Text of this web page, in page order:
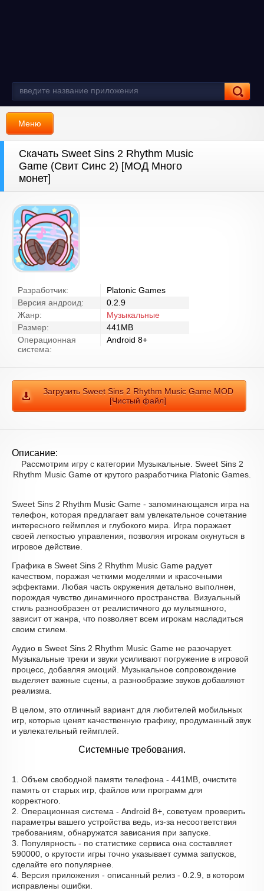
Меню
Скачать Sweet Sins 2 Rhythm Music
Game (Свит Синс 2) [МОД Много
монет]
Разработчик:
Platonic Games
Версия андроид:
0.2.9
Жанр:
Музыкальные
Размер:
441MB
Операционная
система:
Android 8+
Загрузить Sweet Sins 2 Rhythm Music Game MOD
[Чистый файл]
Описание:
Рассмотрим игру с категории Музыкальные. Sweet Sins 2
Rhythm Music Game от крутого разработчика Platonic Games.
Sweet Sins 2 Rhythm Music Game - запоминающаяся игра на
телефон, которая предлагает вам увлекательное сочетание
интересного геймплея и глубокого мира. Игра поражает
своей легкостью управления, позволяя игрокам окунуться в
игровое действие.
Графика в Sweet Sins 2 Rhythm Music Game радует
качеством, поражая четкими моделями и красочными
эффектами. Любая часть окружения детально выполнен,
порождая чувство динамичного пространства. Визуальный
стиль разнообразен от реалистичного до мультяшного,
зависит от жанра, что позволяет всем игрокам насладиться
своим стилем.
Аудио в Sweet Sins 2 Rhythm Music Game не разочарует.
Музыкальные треки и звуки усиливают погружение в игровой
процесс, добавляя эмоций. Музыкальное сопровождение
выделяет важные сцены, а разнообразие звуков добавляют
реализма.
В целом, это отличный вариант для любителей мобильных
игр, которые ценят качественную графику, продуманный звук
и увлекательный геймплей.
Системные требования.
1. Объем свободной памяти телефона - 441MB, очистите
память от старых игр, файлов или программ для
корректного.
2. Операционная система - Android 8+, советуем проверить
параметры вашего устройства ведь, из-за несоответствия
требованиям, обнаружатся зависания при запуске.
3. Популярность - по статистике сервиса она составляет
590000, о крутости игры точно указывает сумма запусков,
сделайте его популярнее.
4. Версия приложения - описанный релиз - 0.2.9, в котором
исправлены ошибки.